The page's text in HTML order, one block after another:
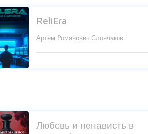
ReliEra
Артём Романович Слончаков
Любовь и ненависть в